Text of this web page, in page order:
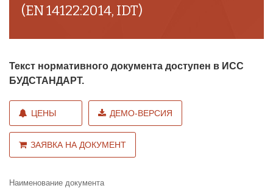
(EN 14122:2014, IDT)
Текст нормативного документа доступен в ИСС
БУДСТАНДАРТ.
ЦЕНЫ ДЕМО-ВЕРСИЯ
ЗАЯВКА НА ДОКУМЕНТ
Наименование документа